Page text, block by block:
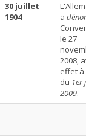
30 juillet
1904
a
le 27
2008,
effet
du 1er
2009.